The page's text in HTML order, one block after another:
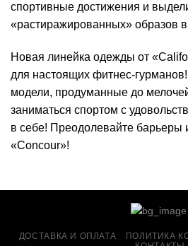
спортивные достижения и
«растиражированных» образов в
Новая линейка одежды от
для настоящих фитнес-
модели, продуманные до
заниматься спортом с
в себе! Преодолевайте барьеры
«Concour»!
ДОСТАВКА И ОПЛАТА
ПОЛИТИКА